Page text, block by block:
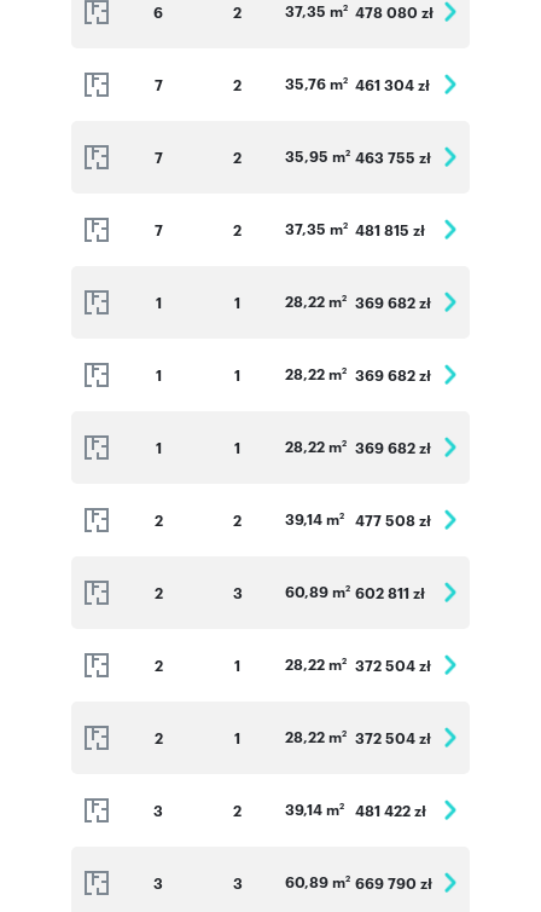
6 2 37,35 m2 478 080 zł
7 2 35,76 m2 461 304 zł
7 2 35,95 m2 463 755 zł
7 2 37,35 m2 481 815 zł
1 1 28,22 m2 369 682 zł
1 1 28,22 m2 369 682 zł
1 1 28,22 m2 369 682 zł
2 2 39,14 m2 477 508 zł
2 3 60,89 m2 602 811 zł
2 1 28,22 m2 372 504 zł
2 1 28,22 m2 372 504 zł
3 2 39,14 m2 481 422 zł
3 3 60,89 m2 669 790 zł